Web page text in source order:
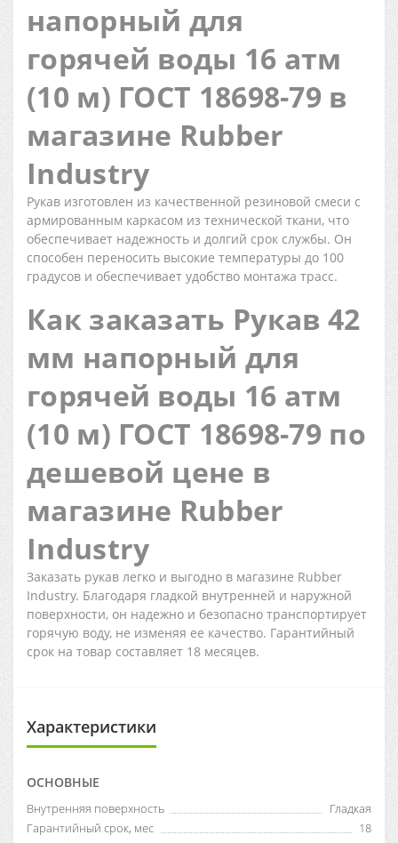
напорный для
горячей воды 16 атм
(10 м) ГОСТ 18698-79 в
магазине Rubber
Industry
Рукав изготовлен из качественной резиновой смеси с
армированным каркасом из технической ткани, что
обеспечивает надежность и долгий срок службы. Он
способен переносить высокие температуры до 100
градусов и обеспечивает удобство монтажа трасс.
Как заказать Рукав 42
мм напорный для
горячей воды 16 атм
(10 м) ГОСТ 18698-79 по
дешевой цене в
магазине Rubber
Industry
Заказать рукав легко и выгодно в магазине Rubber
Industry. Благодаря гладкой внутренней и наружной
поверхности, он надежно и безопасно транспортирует
горячую воду, не изменяя ее качество. Гарантийный
срок на товар составляет 18 месяцев.
Характеристики
ОСНОВНЫЕ
Внутренняя поверхность
Гладкая
Гарантийный срок, мес
18